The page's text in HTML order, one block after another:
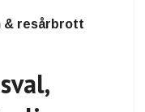
& resårbrott